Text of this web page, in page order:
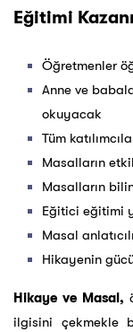
Eğitimi
Öğretmenler
Anne ve
okuyacak
Tüm
Masalların
Masalların
Eğitici eğitimi
Masal
Hikayenin
Hikaye ve Masal,
ilgisini çekmekle